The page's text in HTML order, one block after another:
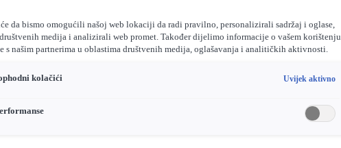
da bismo omogućili našoj web lokaciji da radi pravilno, personalizirali sadržaj i oglase,
medija i analizirali web promet. Također dijelimo informacije o vašem korištenju
s našim partnerima u oblastima društvenih medija, oglašavanja i analitičkih aktivnosti.
kolačići Uvijek aktivno